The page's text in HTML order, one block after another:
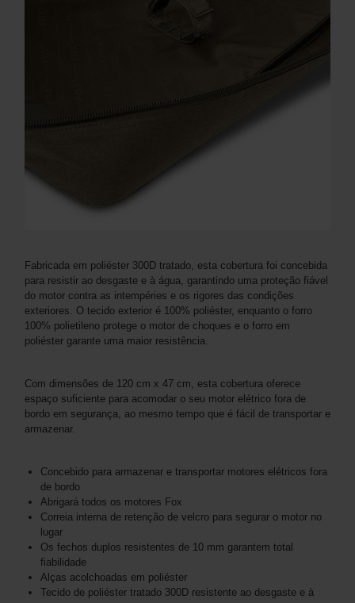
Fabricada em poliéster 300D tratado, esta cobertura foi concebida
para resistir ao desgaste e à água, garantindo uma proteção fiável
do motor contra as intempéries e os rigores das condições
exteriores. O tecido exterior é 100% poliéster, enquanto o forro
100% polietileno protege o motor de choques e o forro em
poliéster garante uma maior resistência.
Com dimensões de 120 cm x 47 cm, esta cobertura oferece
espaço suficiente para acomodar o seu motor elétrico fora de
bordo em segurança, ao mesmo tempo que é fácil de transportar e
armazenar.
Concebido para armazenar e transportar motores elétricos fora
de bordo
Abrigará todos os motores Fox
Correia interna de retenção de velcro para segurar o motor no
lugar
Os fechos duplos resistentes de 10 mm garantem total
fiabilidade
Alças acolchoadas em poliéster
Tecido de poliéster tratado 300D resistente ao desgaste e à